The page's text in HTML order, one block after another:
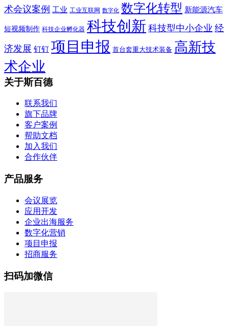
术会议案例 工业 工业互联网 数字化 数字化转型 新能源汽车
短视频制作 科技企业孵化器 科技创新 科技型中小企业 经
济发展 钉钉 项目申报 首台套重大技术装备 高新技
术企业
关于斯百德
联系我们
旗下品牌
客户案例
帮助文档
加入我们
合作伙伴
产品服务
会议展览
应用开发
企业出海服务
数字化营销
项目申报
招商服务
扫码加微信